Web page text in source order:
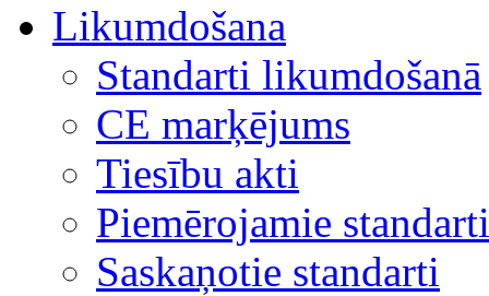
Likumdošana
Standarti likumdošanā
CE marķējums
Tiesību akti
Piemērojamie standarti
Saskaņotie standarti